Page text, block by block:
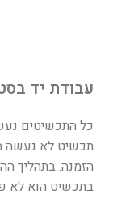
עבודת יד
כל התכשיטים
תכשיט לא
הזמנה. בתהליך
בתכשיט הוא לא